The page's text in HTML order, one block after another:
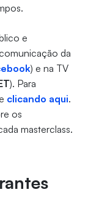
e
da
) e na TV
). Para
clicando aqui.
os
masterclass.